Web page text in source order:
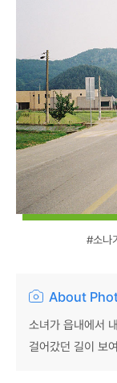
#소나
About
소녀가 읍내에서
걸어갔던 길이 보